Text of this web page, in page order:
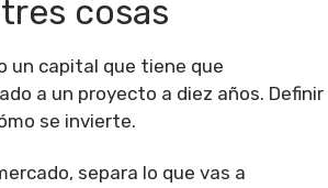
cosas
un capital que tiene que
a un proyecto a diez años. Definir
se invierte.
separa lo que vas a